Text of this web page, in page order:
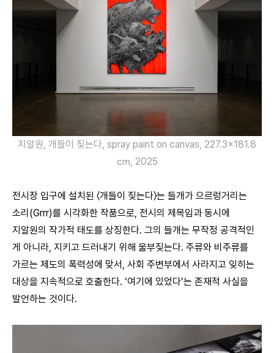
지알원, 개들이 짖는다, spray paint on canvas, 227.3×181.8
㎝, 2025
전시장 입구에 설치된 〈개들이 짖는다〉는 들개가 으르렁거리는
소리(Grrr)를 시각화한 작품으로, 전시의 제목임과 동시에
지알원의 작가적 태도를 상징한다. 그의 들개는 무작정 공격적인
게 아니라, 지키고 드러내기 위해 울부짖는다. 주류와 비주류를
가르는 제도의 폭력성에 맞서, 사회 주변부에서 사라지고 잊히는
대상을 지속적으로 호출한다. ‘여기에 있었다’는 존재적 사실을
발언하는 것이다.